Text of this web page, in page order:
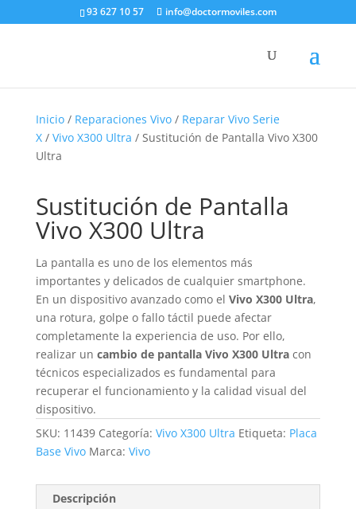
93 627 10 57 info@doctormoviles.com
Inicio/ Reparaciones Vivo/ Reparar Vivo Serie
X/ Vivo X300 Ultra / Sustitución de Pantalla Vivo X300
Ultra
Sustitución de Pantalla
Vivo X300 Ultra
La pantalla es uno de los elementos más
importantes y delicados de cualquier smartphone.
En un dispositivo avanzado como el Vivo X300 Ultra,
una rotura, golpe o fallo táctil puede afectar
completamente la experiencia de uso. Por ello,
realizar un cambio de pantalla Vivo X300 Ultracon
técnicos especializados es fundamental para
recuperar el funcionamiento y la calidad visual del
dispositivo.
SKU: 11439 Categoría: Vivo X300 Ultra Etiqueta: Placa
Base Vivo Marca: Vivo
Descripción